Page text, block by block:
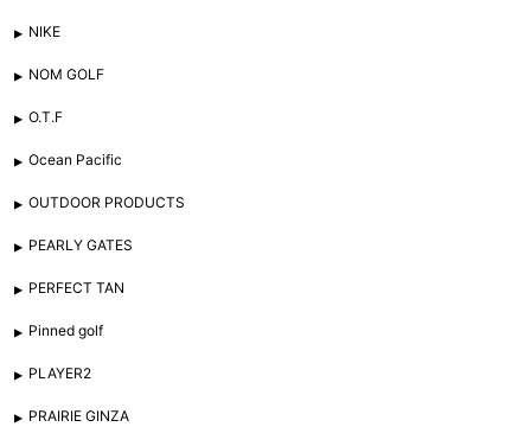
NIKE
NOM GOLF
O.T.F
Ocean Pacific
OUTDOOR PRODUCTS
PEARLY GATES
PERFECT TAN
Pinned golf
PLAYER2
PRAIRIE GINZA